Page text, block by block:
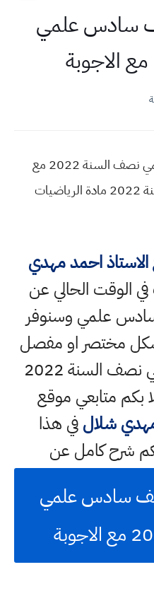
سادس علمي
اسئلة رياضيات صف سادس علمي نصف السنة 2022 مع
الاجوبة اسئلة امتحان نصف السنة 2022 مادة الرياضيات
احمد مهدي
في الوقت الحالي عن
علمي وسنوفر
مختصر او مفصل
عن اسئلة سادس علمي نصف السنة 2022
بكم متابعي موقع
شلالفي هذا
شرح كامل عن
سادس علمي